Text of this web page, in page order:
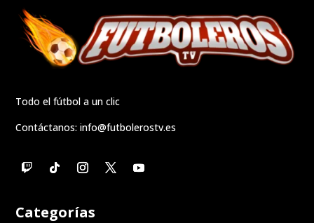
Todo el fútbol a un clic
Contáctanos:info@futbolerostv.es
Categorías